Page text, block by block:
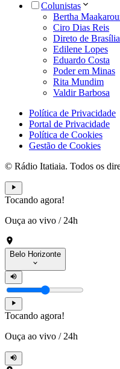
Colunistas
Bertha
Ciro Dias Reis
Direto de Brasília
Edilene Lopes
Eduardo Costa
Poder em Minas
Rita Mundim
Valdir Barbosa
Política de Privacidade
Portal de Privacidade
Política de Cookies
Gestão de Cookies
© Rádio Itatiaia. Todos os
Tocando agora!
Ouça ao vivo / 24h
Belo Horizonte
Tocando agora!
Ouça ao vivo / 24h